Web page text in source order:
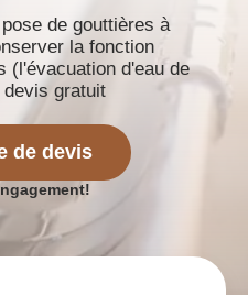
de gouttières à
la fonction
(l'évacuation d'eau de
devis gratuit
de devis